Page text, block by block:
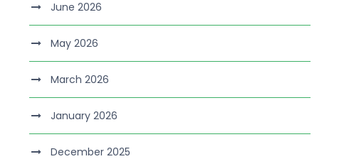
June 2026
May 2026
March 2026
January 2026
December 2025